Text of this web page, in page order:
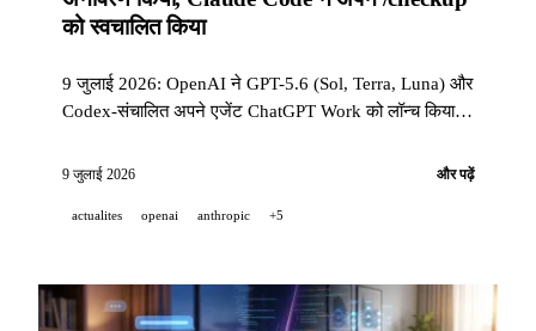
को स्वचालित किया
9 जुलाई 2026: OpenAI ने GPT-5.6 (Sol, Terra, Luna) और
Codex-संचालित अपने एजेंट ChatGPT Work को लॉन्च किया,
अनावरण किया, और Claude Code v2.1.205 ने रखरखाव
9 जुलाई 2026 और पढ़ें
actualites openai anthropic +5